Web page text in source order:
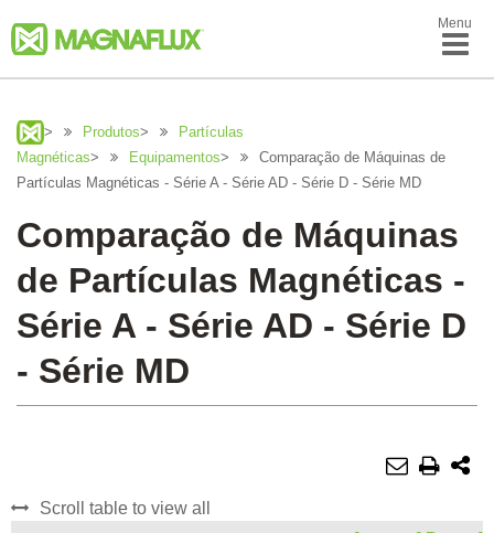
Menu
> Produtos>
Partículas
Magnéticas> Equipamentos>
Comparação de Máquinas de
Partículas Magnéticas - Série A - Série AD - Série D - Série MD
Comparação de Máquinas
de Partículas Magnéticas -
Série A - Série AD - Série D
- Série MD
Scroll table to view all